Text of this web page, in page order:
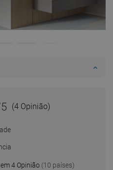
(4 Opinião)
4 Opinião (10 países)